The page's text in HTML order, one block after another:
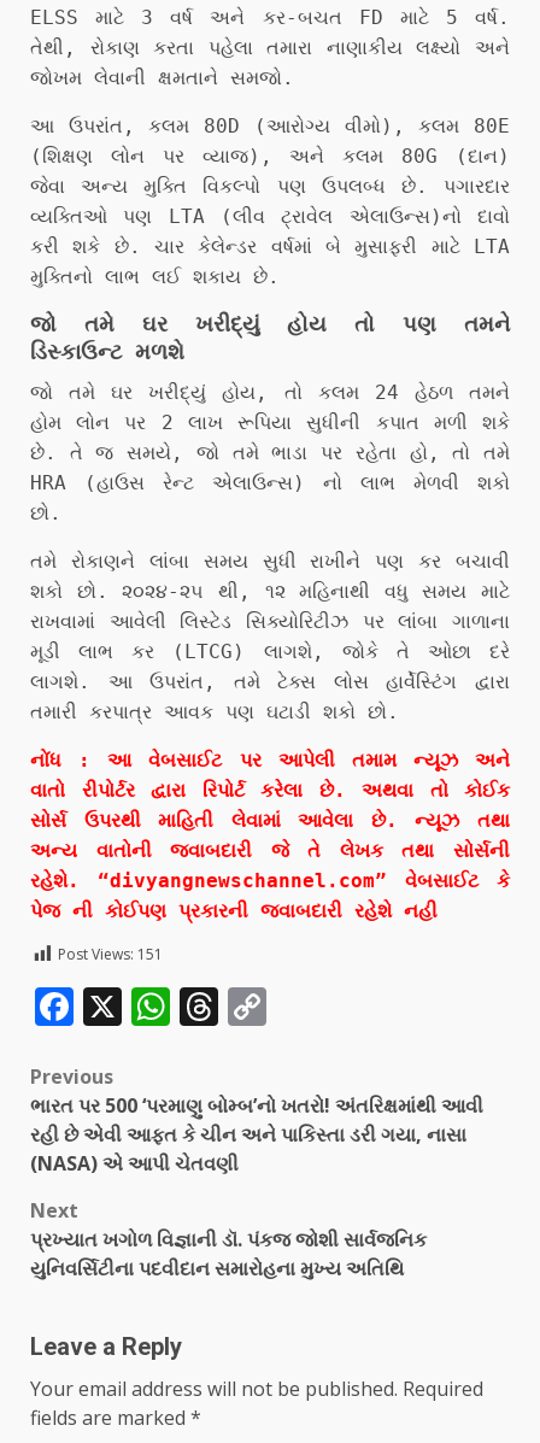
ELSS માટે 3 વર્ષ અને કર-બચત FD માટે 5 વર્ષ.
તેથી, રોકાણ કરતા પહેલા તમારા નાણાકીય લક્ષ્યો અને
જોખમ લેવાની ક્ષમતાને સમજો.
આ ઉપરાંત, કલમ 80D (આરોગ્ય વીમો), કલમ 80E
(શિક્ષણ લોન પર વ્યાજ), અને કલમ 80G (દાન)
જેવા અન્ય મુક્તિ વિકલ્પો પણ ઉપલબ્ધ છે. પગારદાર
વ્યક્તિઓ પણ LTA (લીવ ટ્રાવેલ એલાઉન્સ)નો દાવો
કરી શકે છે. ચાર કેલેન્ડર વર્ષમાં બે મુસાફરી માટે LTA
મુક્તિનો લાભ લઈ શકાય છે.
જો તમે ઘર ખરીદ્યું હોય તો પણ તમને
ડિસ્કાઉન્ટ મળશે
જો તમે ઘર ખરીદ્યું હોય, તો કલમ 24 હેઠળ તમને
હોમ લોન પર 2 લાખ રૂપિયા સુધીની કપાત મળી શકે
છે. તે જ સમયે, જો તમે ભાડા પર રહેતા હો, તો તમે
HRA (હાઉસ રેન્ટ એલાઉન્સ) નો લાભ મેળવી શકો
છો.
તમે રોકાણને લાંબા સમય સુધી રાખીને પણ કર બચાવી
શકો છો. ૨૦૨૪-૨૫ થી, ૧૨ મહિનાથી વધુ સમય માટે
રાખવામાં આવેલી લિસ્ટેડ સિક્યોરિટીઝ પર લાંબા ગાળાના
મૂડી લાભ કર (LTCG) લાગશે, જોકે તે ઓછા દરે
લાગશે. આ ઉપરાંત, તમે ટેક્સ લોસ હાર્વેસ્ટિંગ દ્વારા
તમારી કરપાત્ર આવક પણ ઘટાડી શકો છો.
નોંધ : આ વેબસાઈટ પર આપેલી તમામ ન્યૂઝ અને
વાતો રીપોર્ટર દ્વારા રિપોર્ટ કરેલા છે. અથવા તો કોઈક
સોર્સ ઉપરથી માહિતી લેવામાં આવેલા છે. ન્યૂઝ તથા
અન્ય વાતોની જવાબદારી જે તે લેખક તથા સોર્સની
રહેશે. “divyangnewschannel.com” વેબસાઈટ કે
પેજ ની કોઈપણ પ્રકારની જવાબદારી રહેશે નહી
Post Views: 151
Facebook
X WhatsApp
Threads
Previous
ભારત પર 500 ‘પરમાણુ બોમ્બ’નો ખતરો! અંતરિક્ષમાંથી આવી
રહી છે એવી આફત કે ચીન અને પાકિસ્તા ડરી ગયા, નાસા
(NASA) એ આપી ચેતવણી
Next
પ્રખ્યાત ખગોળ વિજ્ઞાની ડૉ. પંકજ જોશી સાર્વજનિક
યુનિવર્સિટીના પદવીદાન સમારોહના મુખ્ય અતિથિ
Leave a Reply
Your email address will not be published. Required
fields are marked *